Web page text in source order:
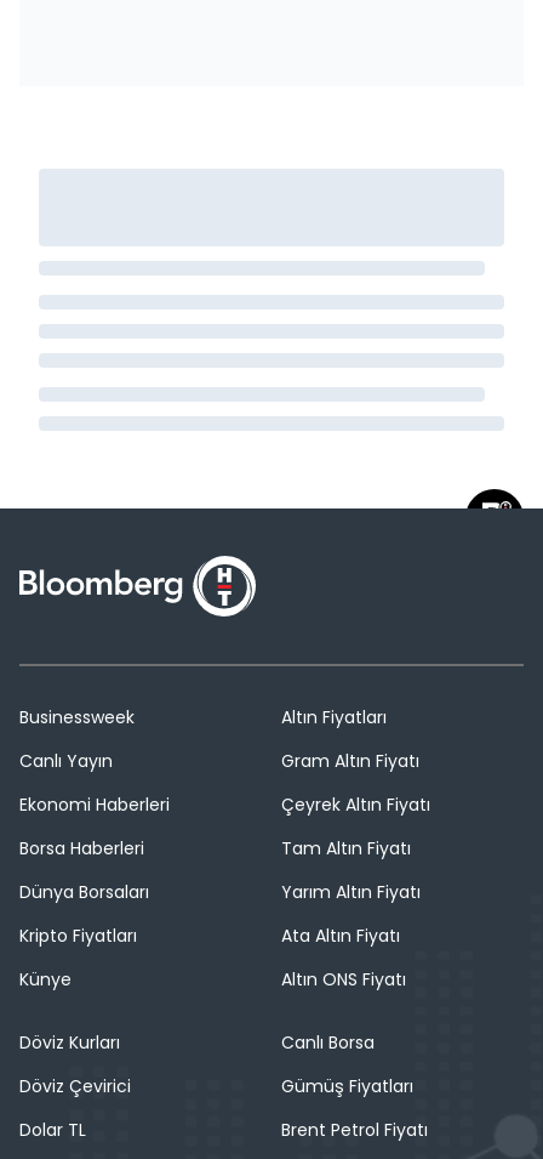
Businessweek
Canlı Yayın
Ekonomi Haberleri
Borsa Haberleri
Dünya Borsaları
Kripto Fiyatları
Künye
Altın Fiyatları
Gram Altın Fiyatı
Çeyrek Altın Fiyatı
Tam Altın Fiyatı
Yarım Altın Fiyatı
Ata Altın Fiyatı
Altın ONS Fiyatı
Döviz Kurları
Döviz Çevirici
Dolar TL
Canlı Borsa
Gümüş Fiyatları
Brent Petrol Fiyatı